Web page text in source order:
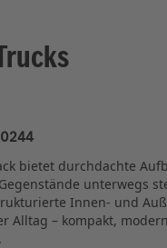
bietet durchdachte
unterwegs
Innen- und
Alltag – kompakt,